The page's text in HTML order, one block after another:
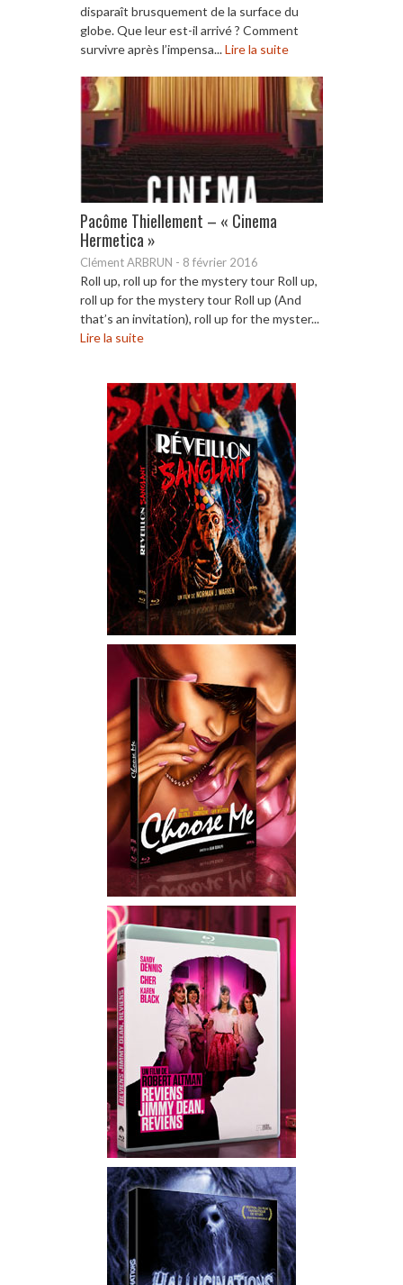
disparaît brusquement de la surface du
globe. Que leur est-il arrivé ? Comment
survivre après l’impensa...Lire la suite
Pacôme Thiellement – « Cinema
Hermetica »
Clément ARBRUN - 8 février 2016
Roll up, roll up for the mystery tour Roll up,
roll up for the mystery tour Roll up (And
that’s an invitation), roll up for the myster...
Lire la suite